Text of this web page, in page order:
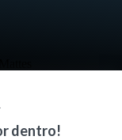
dentro!